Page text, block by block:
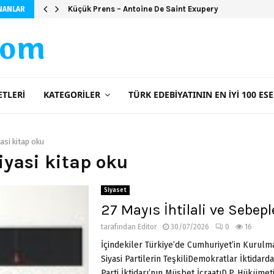
Küçük Prens – Antoine De Saint Exupery
KATEGORILER TÜRK EDEBIYATININ EN İYI 100
kitap oku
kitap oku
Siyaset
27 Mayıs İhtilali ve
tarafından Editor 30/07/2026 0 16
İçindekiler Türkiye’de Cumhuriyet’in
Siyasi Partilerin TeşkiliDemokratlar